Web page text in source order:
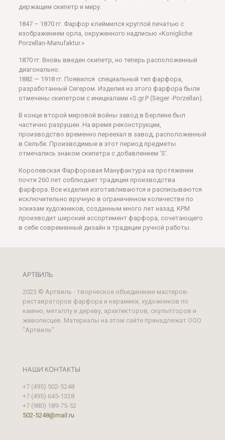
держащим скипетр и миру.
1847 – 1870 гг. Фарфор клеймился круглой печатью с
изображением орла, окруженного надписью «Konigliche
Porzellan-Manufaktur.»
1870 гг. Вновь введен скипетр, но теперь расположенный
диагонально.
1882 — 1918 гг. Появился специальный тип фарфора,
разработанный Сегером. Изделия из этого фарфора были
отмечены скипетром с инициалами «S.gr.P (Seger -Porzellan).
В конце второй мировой войны завод в Берлине был
частично разрушен. На время реконструкции,
производство временно переехал в завод, расположенный
в Сельбе. Производимые в этот период предметы
отмечались знаком скипетра с добавлением ‘S’.
Королевская Фарфоровая Мануфактура на протяжении
почти 260 лет соблюдает традиции производства
фарфора. Все изделия изготавливаются и расписываются
исключительно вручную в ограниченном количестве по
эскизам художников, созданным много лет назад. KPM
производит широкий ассортимент фарфора, сочетающего
в себе современный дизайн и традиции ручной работы.
АРТВИЛЬ
2023 © Артвиль - творческое объединение мастеров-
реставраторов фарфора и керамики, художников по
камню, металлу и дереву, архитекторов, скульпторов и
живописцев. Материалы на этом сайте принадлежат ООО
"Артвиль"
НАШИ КОНТАКТЫ
+7 (495) 502-5248
+7 (495) 645-1328
+7 (980) 189-75-52
502-5248@mail.ru